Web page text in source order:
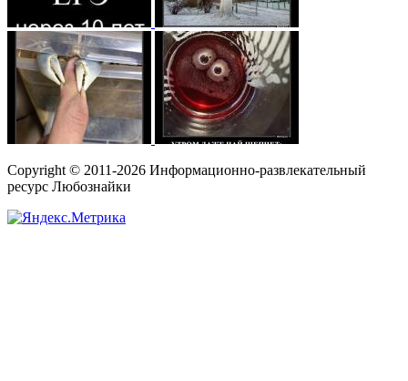
Copyright © 2011-2026 Информационно-развлекательный
ресурс Любознайки